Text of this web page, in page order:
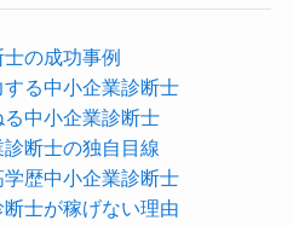
の成功事例
る中小企業診断士
中小企業診断士
断士の独自目線
歴中小企業診断士
士が稼げない理由